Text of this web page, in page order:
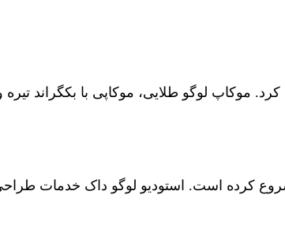
موکاپ لوگو طلایی، موکاپی با بکگراند
رسمی خود را از سال 1395 شروع کرده است. استودیو